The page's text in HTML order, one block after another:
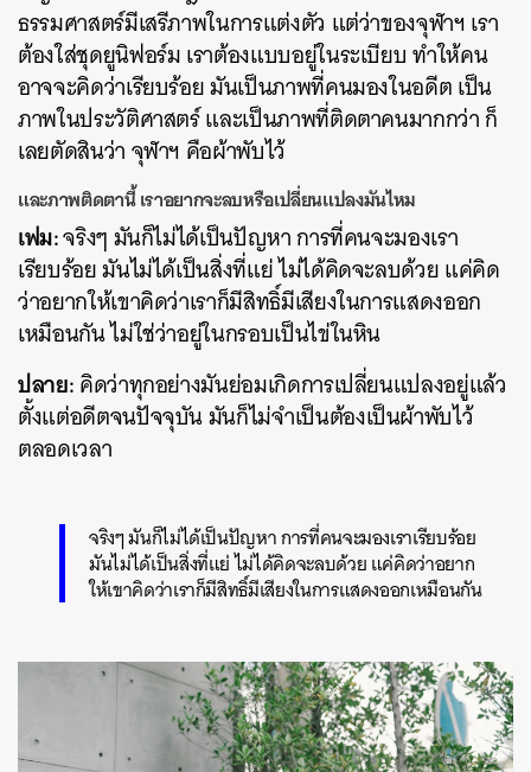
ธรรมศาสตร์มีเสรีภาพในการแต่งตัว แต่ว่าของจุฬาฯ เรา
ต้องใส่ชุดยูนิฟอร์ม เราต้องแบบอยู่ในระเบียบ ทำให้คน
อาจจะคิดว่าเรียบร้อย มันเป็นภาพที่คนมองในอดีต เป็น
ภาพในประวัติศาสตร์ และเป็นภาพที่ติดตาคนมากกว่า ก็
เลยตัดสินว่า จุฬาฯ คือผ้าพับไว้
และภาพติดตานี้ เราอยากจะลบหรือเปลี่ยนแปลงมันไหม
เฟม:จริงๆ มันก็ไม่ได้เป็นปัญหา การที่คนจะมองเรา
เรียบร้อย มันไม่ได้เป็นสิ่งที่แย่ ไม่ได้คิดจะลบด้วย แค่คิด
ว่าอยากให้เขาคิดว่าเราก็มีสิทธิ์มีเสียงในการแสดงออก
เหมือนกัน ไม่ใช่ว่าอยู่ในกรอบเป็นไข่ในหิน
ปลาย:คิดว่าทุกอย่างมันย่อมเกิดการเปลี่ยนแปลงอยู่แล้ว
ตั้งแต่อดีตจนปัจจุบัน มันก็ไม่จำเป็นต้องเป็นผ้าพับไว้
ตลอดเวลา
จริงๆ มันก็ไม่ได้เป็นปัญหา การที่คนจะมองเราเรียบร้อย
มันไม่ได้เป็นสิ่งที่แย่ ไม่ได้คิดจะลบด้วย แค่คิดว่าอยาก
ให้เขาคิดว่าเราก็มีสิทธิ์มีเสียงในการแสดงออกเหมือนกัน